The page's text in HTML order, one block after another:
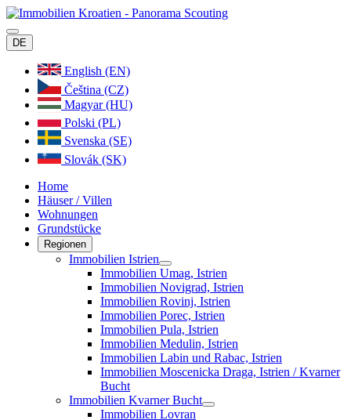
DE
English (EN)
Čeština (CZ)
Magyar (HU)
Polski (PL)
Svenska (SE)
Slovák (SK)
Home
Häuser / Villen
Wohnungen
Grundstücke
Regionen
Immobilien Istrien
Immobilien Umag, Istrien
Immobilien Novigrad, Istrien
Immobilien Rovinj, Istrien
Immobilien Porec, Istrien
Immobilien Pula, Istrien
Immobilien Medulin, Istrien
Immobilien Labin und Rabac, Istrien
Immobilien Moscenicka Draga, Istrien / Kvarner
Bucht
Immobilien Kvarner Bucht
Immobilien Lovran